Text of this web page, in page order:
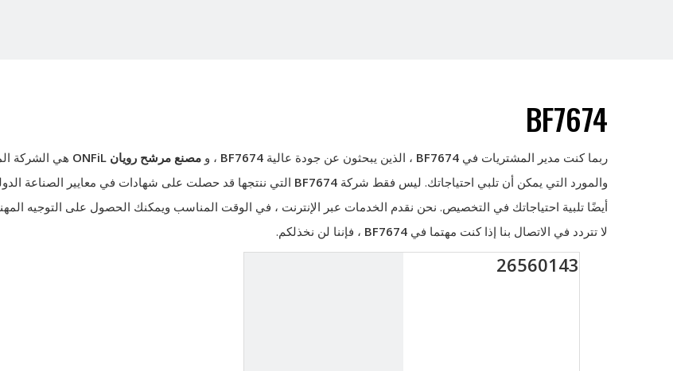
BF7674
ربما كنت مدير المشتريات في BF7674 ، الذين يبحثون عن جودة عالية BF7674 ، و مصنع مرشح رويان ONFiL
هي الشركة
والمورد التي يمكن أن تلبي احتياجاتك. ليس فقط شركة BF7674 التي ننتجها قد حصلت على شهادات في معايير الصناعة
أيضًا تلبية احتياجاتك في التخصيص. نحن نقدم الخدمات عبر الإنترنت ، في الوقت المناسب ويمكنك الحصول على التوجيه
لا تتردد في الاتصال بنا إذا كنت مهتما في BF7674 ، فإننا لن نخذلكم.
26560143